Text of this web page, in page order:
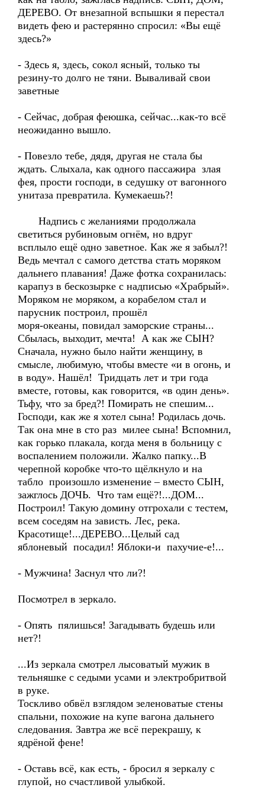
ДЕРЕВО. От внезапной вспышки я перестал
видеть фею и растерянно спросил: «Вы ещё
здесь?»
- Здесь я, здесь, сокол ясный, только ты
резину-то долго не тяни. Вываливай свои
заветные
- Сейчас, добрая феюшка, сейчас...как-то всё
неожиданно вышло.
- Повезло тебе, дядя, другая не стала бы
ждать. Слыхала, как одного пассажира злая
фея, прости господи, в седушку от вагонного
унитаза превратила. Кумекаешь?!
Надпись с желаниями продолжала
светиться рубиновым огнём, но вдруг
всплыло ещё одно заветное. Как же я забыл?!
Ведь мечтал с самого детства стать моряком
дальнего плавания! Даже фотка сохранилась:
карапуз в бескозырке с надписью «Храбрый».
Моряком не моряком, а корабелом стал и
парусник построил, прошёл
моря-океаны, повидал заморские страны...
Сбылась, выходит, мечта! А как же СЫН?
Сначала, нужно было найти женщину, в
смысле, любимую, чтобы вместе «и в огонь, и
в воду». Нашёл! Тридцать лет и три года
вместе, готовы, как говорится, «в один день».
Тьфу, что за бред?! Помирать не спешим...
Господи, как же я хотел сына! Родилась дочь.
Так она мне в сто раз милее сына! Вспомнил,
как горько плакала, когда меня в больницу с
воспалением положили. Жалко папку...В
черепной коробке что-то щёлкнуло и на
табло произошло изменение – вместо СЫН,
зажглось ДОЧЬ. Что там ещё?!...ДОМ...
Построил! Такую домину отгрохали с тестем,
всем соседям на зависть. Лес, река.
Красотище!...ДЕРЕВО...Целый сад
яблоневый посадил! Яблоки-и пахучие-е!...
- Мужчина! Заснул что ли?!
Посмотрел в зеркало.
- Опять пялишься! Загадывать будешь или
нет?!
...Из зеркала смотрел лысоватый мужик в
тельняшке с седыми усами и электробритвой
в руке.
Тоскливо обвёл взглядом зеленоватые стены
спальни, похожие на купе вагона дальнего
следования. Завтра же всё перекрашу, к
ядрёной фене!
- Оставь всё, как есть, - бросил я зеркалу с
глупой, но счастливой улыбкой.